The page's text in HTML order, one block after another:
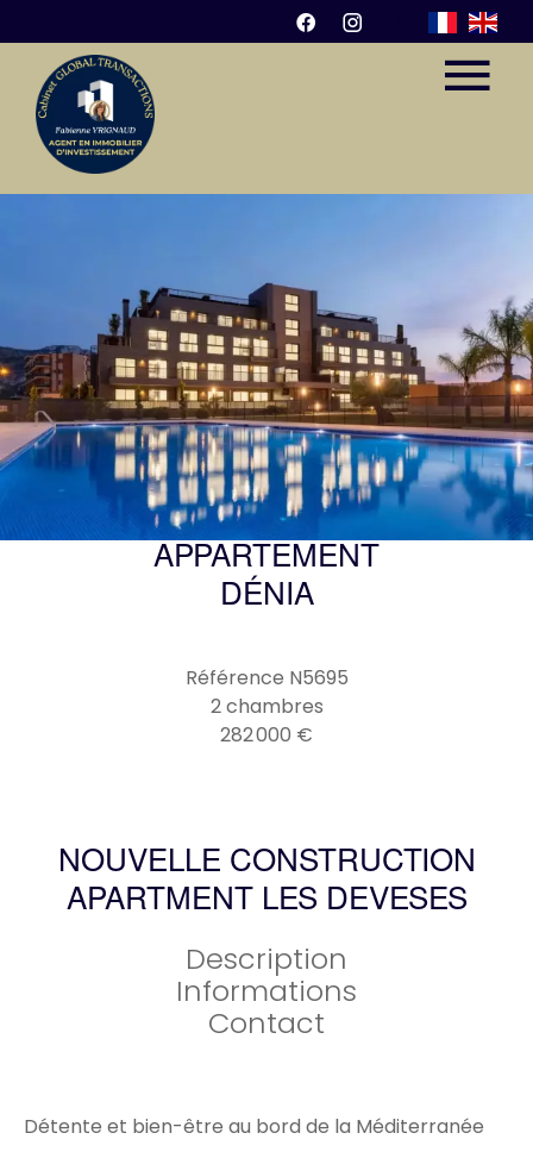
APPARTEMENT
DÉNIA
Référence N5695
2 chambres
282 000 €
NOUVELLE CONSTRUCTION
APARTMENT LES DEVESES
Description
Informations
Contact
Détente et bien-être au bord de la Méditerranée